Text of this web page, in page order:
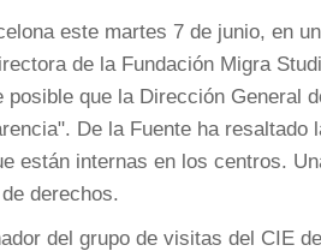
este martes 7 de junio, en
de la Fundación Migra
que la Dirección General
De la Fuente ha resaltado
están internas en los centros.
derechos.
del grupo de visitas del CIE de